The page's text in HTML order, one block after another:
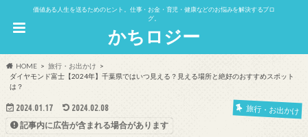
価値ある人生を送るためのヒント。仕事・お金・育児・健康などのお悩みを解決するブロ
グ。
かちロジー
HOME
旅行・お出かけ
ダイヤモンド富士【2024年】千葉県ではいつ見える？見える場所と絶好のおすすめスポット
は？
2024.01.17 2024.02.08 旅行・お出かけ
記事内に広告が含まれる場合があります